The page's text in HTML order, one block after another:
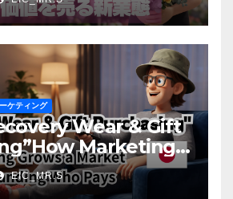
ケティング
Wear & Gift
Marketing
by
Who Pays
EIC_MR.S